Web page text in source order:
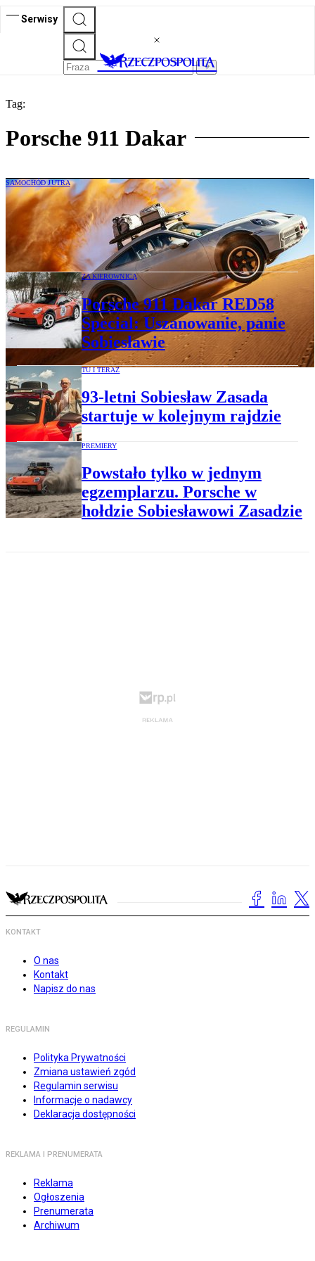
Serwisy
Tag:
Porsche 911 Dakar
SAMOCHÓD JUTRA
Porsche planuje nową generację 911
Dakar. Tym razem z napędem
hybrydowym
ZA KIEROWNICĄ
Porsche 911 Dakar RED58
Special: Uszanowanie, panie
Sobiesławie
TU I TERAZ
93-letni Sobiesław Zasada
startuje w kolejnym rajdzie
PREMIERY
Powstało tylko w jednym
egzemplarzu. Porsche w
hołdzie Sobiesławowi Zasadzie
KONTAKT
O nas
Kontakt
Napisz do nas
REGULAMIN
Polityka Prywatności
Zmiana ustawień zgód
Regulamin serwisu
Informacje o nadawcy
Deklaracja dostępności
REKLAMA I PRENUMERATA
Reklama
Ogłoszenia
Prenumerata
Archiwum